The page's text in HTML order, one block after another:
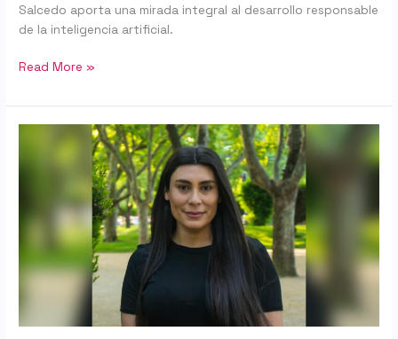
Salcedo aporta una mirada integral al desarrollo responsable
de la inteligencia artificial.
Read More »
la
investigación
ciencia
datos
en